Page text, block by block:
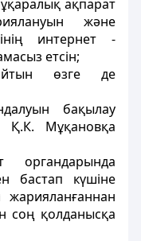
ақпарат
және
интернет -
етсін;
өзге де
бақылау
Қ.К. Мұқановқа
бастап күшіне
соң қолданысқа